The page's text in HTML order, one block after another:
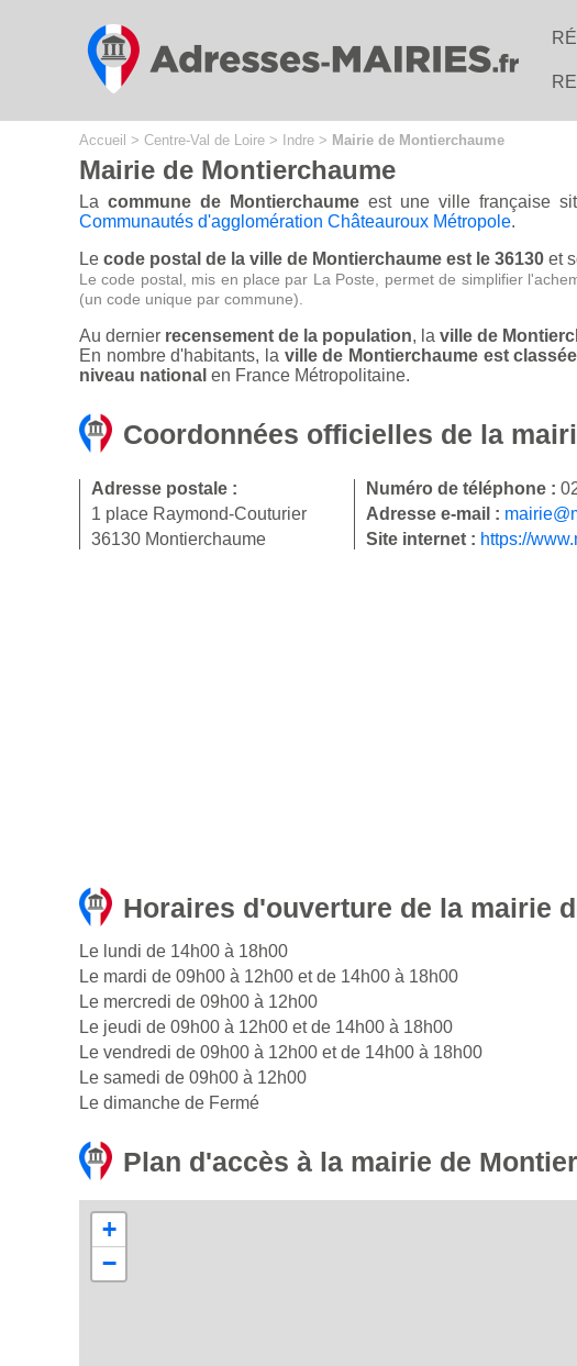
Accueil > Centre-Val de Loire > Indre > Mairie de Montierchaume
Mairie de Montierchaume
La commune de Montierchaumeest une ville française
Communautés d'agglomération Châteauroux Métropole.
Le code postal de la ville de Montierchaume est le 36130 et
Le code postal, mis en place par La Poste, permet de simplifier
(un code unique par commune).
Au dernier recensement de la population, la ville de
En nombre d'habitants, la ville de Montierchaume est
niveau national en France Métropolitaine.
Coordonnées officielles de la
Adresse postale :
1 place Raymond-Couturier
36130 Montierchaume
Numéro de téléphone :
Adresse e-mail :
Site internet : https://
Horaires d'ouverture de la mairie
Le lundi de 14h00 à 18h00
Le mardi de 09h00 à 12h00 et de 14h00 à 18h00
Le mercredi de 09h00 à 12h00
Le jeudi de 09h00 à 12h00 et de 14h00 à 18h00
Le vendredi de 09h00 à 12h00 et de 14h00 à 18h00
Le samedi de 09h00 à 12h00
Le dimanche de Fermé
Plan d'accès à la mairie de
+
−